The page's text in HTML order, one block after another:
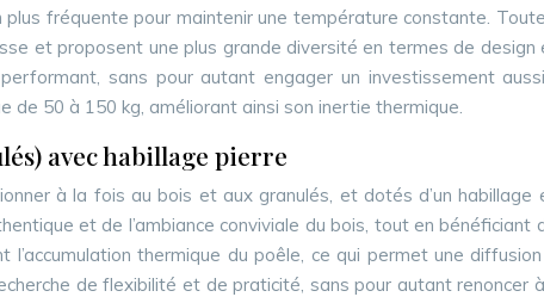
fréquente pour maintenir une température constante.
et proposent une plus grande diversité en termes de
sans pour autant engager un investissement
de 50 à 150 kg, améliorant ainsi son inertie thermique.
avec habillage pierre
à la fois au bois et aux granulés, et dotés d’un
et de l’ambiance conviviale du bois, tout en
l’accumulation thermique du poêle, ce qui permet une
de flexibilité et de praticité, sans pour autant